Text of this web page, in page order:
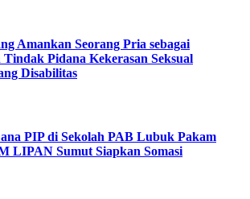
Amankan Seorang Pria sebagai
Pidana Kekerasan Seksual
Disabilitas
PIP di Sekolah PAB Lubuk Pakam
LIPAN Sumut Siapkan Somasi